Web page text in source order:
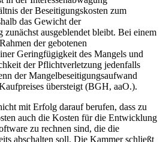
der Beseitigungskosten zum
das Gewicht der
zunächst ausgeblendet bleibt. Bei einem
der gebotenen
Geringfügigkeit des Mangels und
der Pflichtverletzung jedenfalls
der Mangelbeseitigungsaufwand
übersteigt (BGH, aaO.).
mit Erfolg darauf berufen, dass zu
auch die Kosten für die Entwicklung
zu rechnen sind, die die
abschalten soll. Die Kammer schließt